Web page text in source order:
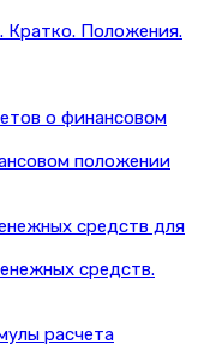
положении
средств.